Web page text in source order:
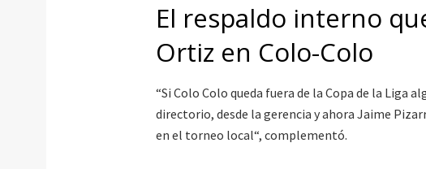
El respaldo interno
Ortiz en Colo-Colo
“Si Colo Colo queda fuera de la Copa de la Liga
directorio, desde la gerencia y ahora Jaime
en el torneo local“, complementó.